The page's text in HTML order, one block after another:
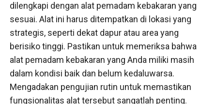
dilengkapi dengan alat pemadam kebakaran yang
sesuai. Alat ini harus ditempatkan di lokasi yang
strategis, seperti dekat dapur atau area yang
berisiko tinggi. Pastikan untuk memeriksa bahwa
alat pemadam kebakaran yang Anda miliki masih
dalam kondisi baik dan belum kedaluwarsa.
Mengadakan pengujian rutin untuk memastikan
fungsionalitas alat tersebut sangatlah penting.